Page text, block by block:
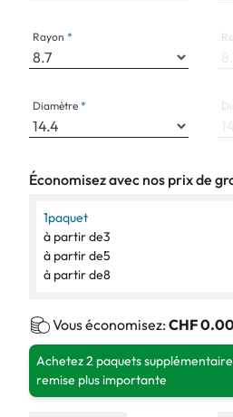
Rayon
Diamètre
Économisez avec nos prix de
1paquet
à partir de3
à partir de5
à partir de8
Vous économisez: CHF
Achetez 2 paquets
remise plus importante